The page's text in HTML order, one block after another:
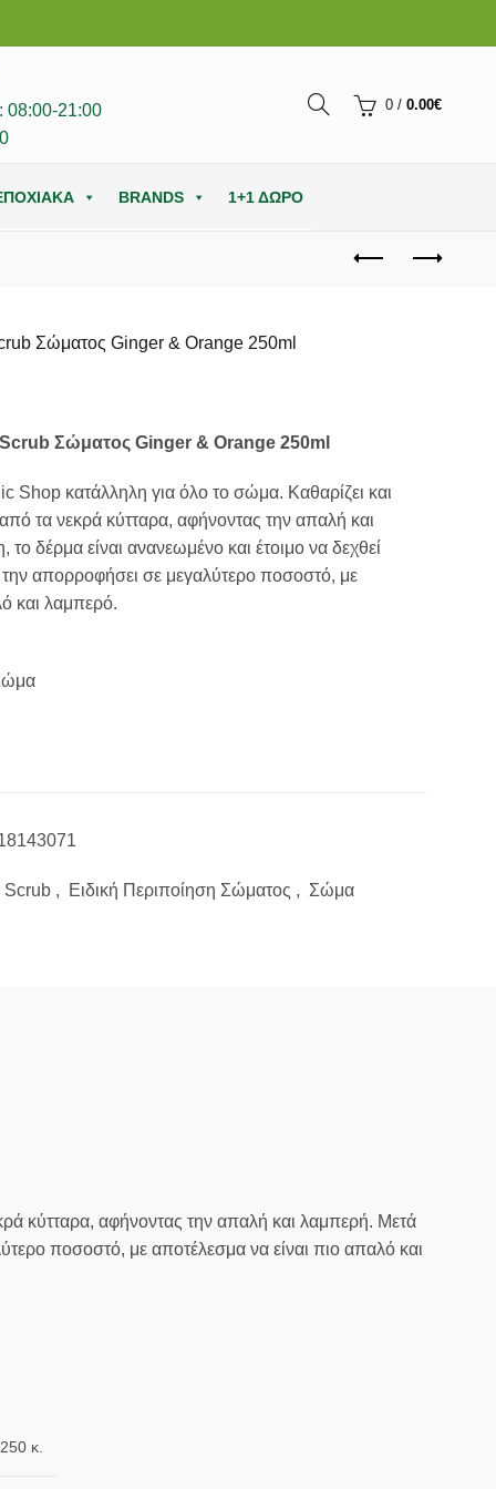
08:00-21:00
0 / 0.00€
BRANDS 1+1 ΔΩΡΟ
Σώματος Ginger & Orange 250ml
Σώματος Ginger & Orange 250ml
Shop κατάλληλη για όλο το σώμα. Καθαρίζει και
τα νεκρά κύτταρα, αφήνοντας την απαλή και
δέρμα είναι ανανεωμένο και έτοιμο να δεχθεί
την απορροφήσει σε μεγαλύτερο ποσοστό, με
και λαμπερό.
Scrub , Ειδική Περιποίηση Σώματος , Σώμα
κύτταρα, αφήνοντας την απαλή και λαμπερή. Μετά
ποσοστό, με αποτέλεσμα να είναι πιο απαλό και
κ.